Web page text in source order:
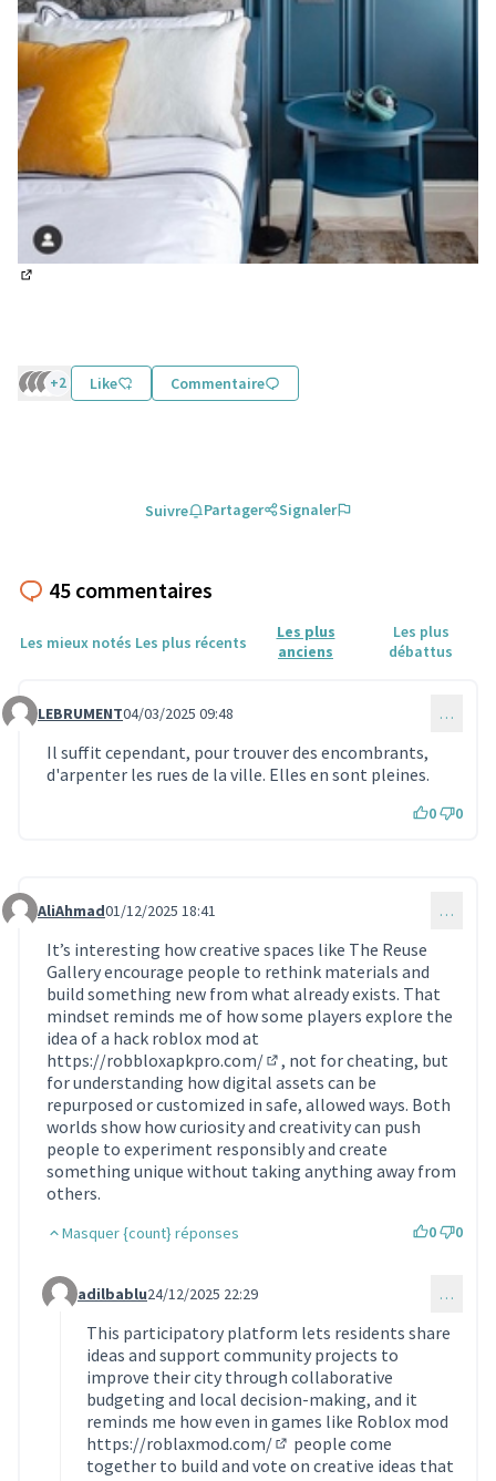
+2 Like Commentaire
Suivre Partager Signaler
45 commentaires
Les mieux notés Les plus récents
Les plus
anciens
Les plus
débattus
Commentaire 1617
LEBRUMENT04/03/2025 09:48 …
Il suffit cependant, pour trouver des encombrants,
d'arpenter les rues de la ville. Elles en sont pleines.
0 0
Commentaire 1999
AliAhmad01/12/2025 18:41 …
It’s interesting how creative spaces like The Reuse
Gallery encourage people to rethink materials and
build something new from what already exists. That
mindset reminds me of how some players explore the
idea of a hack roblox mod at
https://robbloxapkpro.com/
(Lien externe)
, not for cheating, but
for understanding how digital assets can be
repurposed or customized in safe, allowed ways. Both
worlds show how curiosity and creativity can push
people to experiment responsibly and create
something unique without taking anything away from
others.
Masquer {count} réponses 0 0
Commentaire 2018 (réponse au commentaire 1999)
adilbablu24/12/2025 22:29 …
This participatory platform lets residents share
ideas and support community projects to
improve their city through collaborative
budgeting and local decision-making, and it
reminds me how even in games like Roblox mod
https://roblaxmod.com/
(Lien externe)
people come
together to build and vote on creative ideas that